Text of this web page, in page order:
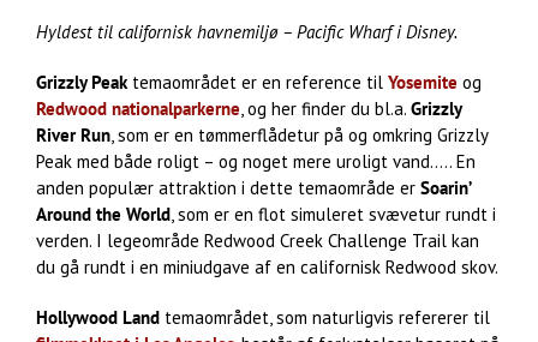
Hyldest til californisk havnemiljø – Pacific Wharf i Disney.
Grizzly Peaktemaområdet er en reference til Yosemite og
Redwood nationalparkerne, og her finder du bl.a. Grizzly
River Run, som er en tømmerflådetur på og omkring Grizzly
Peak med både roligt – og noget mere uroligt vand….. En
anden populær attraktion i dette temaområde er Soarin’
Around the World, som er en flot simuleret svævetur rundt i
verden. I legeområde Redwood Creek Challenge Trail kan
du gå rundt i en miniudgave af en californisk Redwood skov.
Hollywood Land temaområdet, som naturligvis refererer til